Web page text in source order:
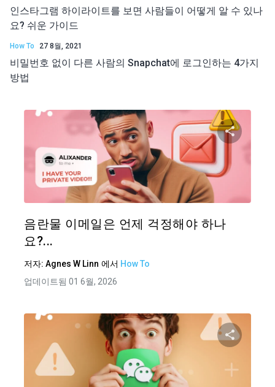
인스타그램 하이라이트를 보면 사람들이 어떻게 알 수 있나
요? 쉬운 가이드
How To 27 8월, 2021
비밀번호 없이 다른 사람의 Snapchat에 로그인하는 4가지
방법
음란물 이메일은 언제 걱정해야 하나
요?...
저자: Agnes W Linn 에서 How To
업데이트됨 01 6월, 2026